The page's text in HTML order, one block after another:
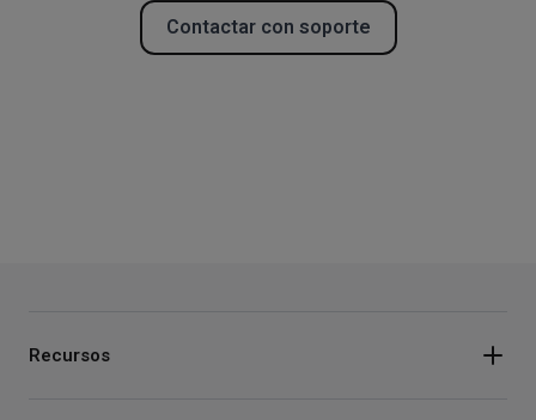
Contactar con soporte
Recursos